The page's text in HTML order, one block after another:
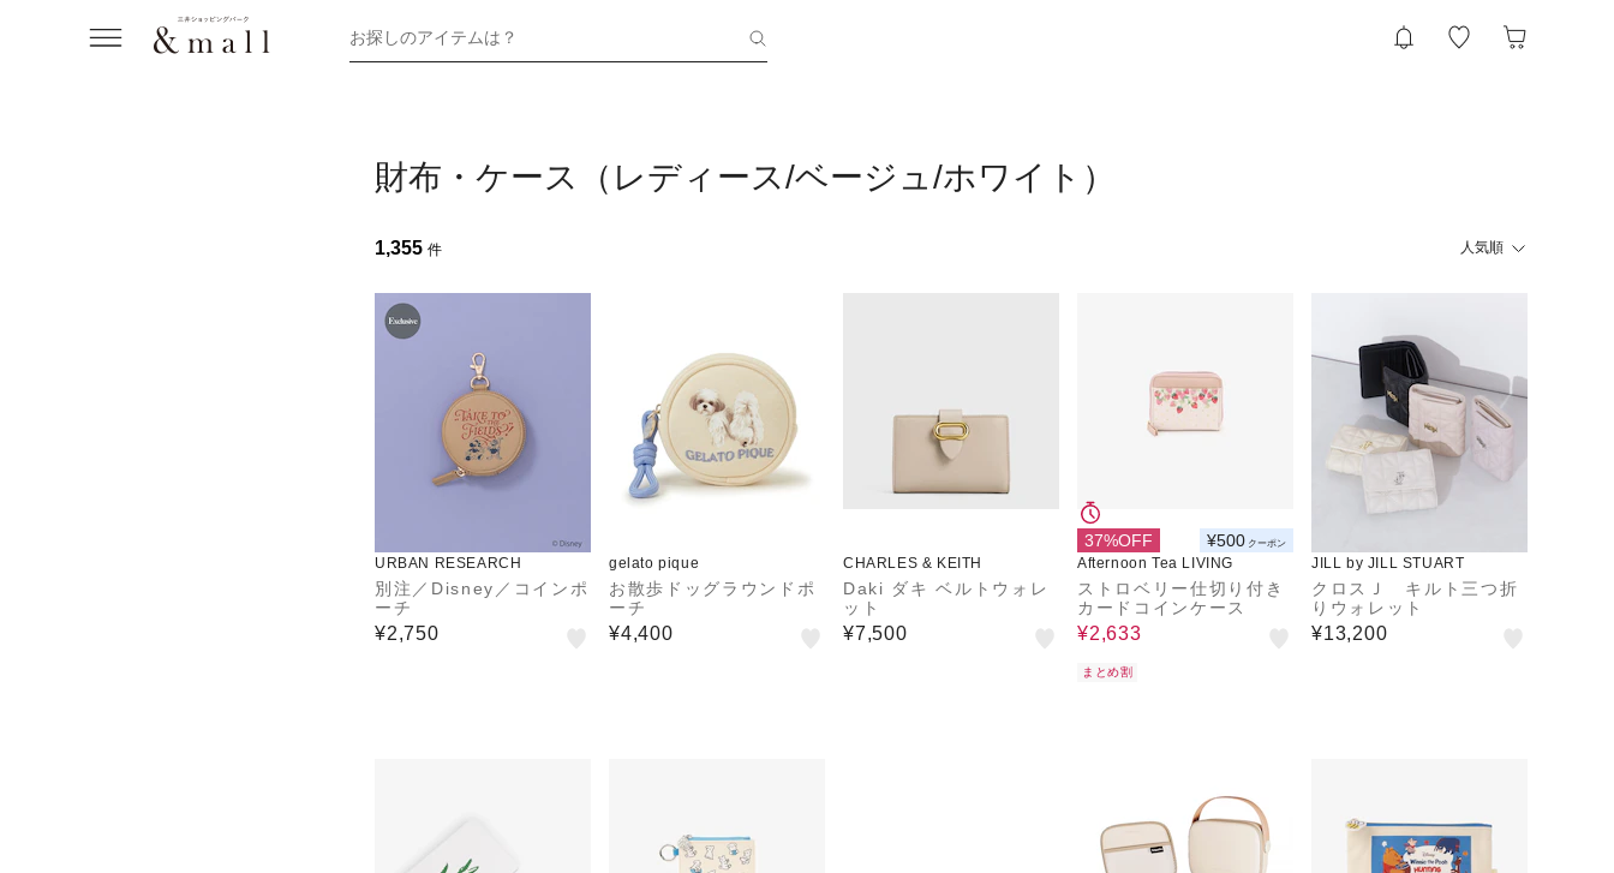
お探しのアイテムは？
財布・ケース（レディース/ベージュ/ホワイト）
1,355 件 人気順
URBAN RESEARCH
別注／Disney／コインポ
ーチ
¥2,750
gelato pique
お散歩ドッグラウンドポ
ーチ
¥4,400
CHARLES & KEITH
Daki ダキ ベルトウォレ
ット
¥7,500
37%OFF ¥500 クーポン
Afternoon Tea LIVING
ストロベリー仕切り付き
カードコインケース
¥2,633
まとめ割
JILL by JILL STUART
クロスＪ キルト三つ折
りウォレット
¥13,200